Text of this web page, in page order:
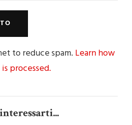
to reduce spam. Learn how
processed.